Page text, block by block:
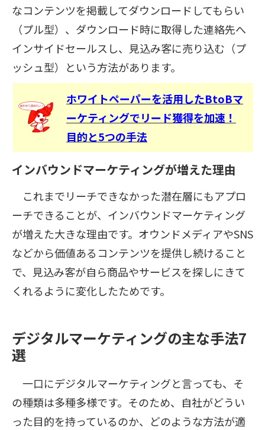
なコンテンツを掲載してダウンロードしてもらい
（プル型）、ダウンロード時に取得した連絡先へ
インサイドセールスし、見込み客に売り込む（プ
ッシュ型）という方法があります。
ホワイトペーパーを活用したBtoBマ
ーケティングでリード獲得を加速！
目的と5つの手法
インバウンドマーケティングが増えた理由
これまでリーチできなかった潜在層にもアプロ
ーチできることが、インバウンドマーケティング
が増えた大きな理由です。オウンドメディアやSNS
などから価値あるコンテンツを提供し続けること
で、見込み客が自ら商品やサービスを探しにきて
くれるように変化したためです。
デジタルマーケティングの主な手法7
選
一口にデジタルマーケティングと言っても、そ
の種類は多種多様です。そのため、自社がどうい
った目的を持っているのか、どのような方法が適